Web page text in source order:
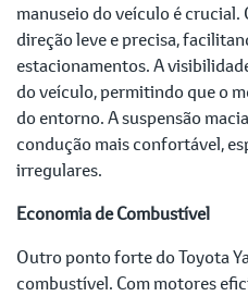
manuseio do veículo é crucial.
direção leve e precisa,
estacionamentos. A
do veículo, permitindo que o
do entorno. A suspensão
condução mais confortável,
irregulares.
Economia de Combustível
Outro ponto forte do Toyota
combustível. Com motores